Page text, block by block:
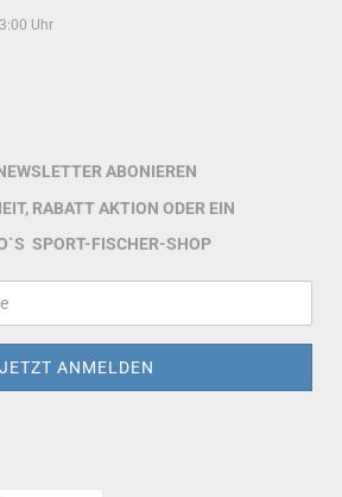
Uhr
ABONIEREN
RABATT AKTION ODER EIN
SPORT-FISCHER-SHOP